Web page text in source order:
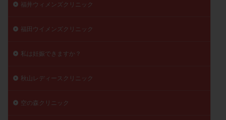
福井ウィメンズクリニック
福田ウイメンズクリニック
私は妊娠できますか？
秋山レディースクリニック
空の森クリニック